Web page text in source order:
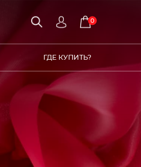
0
ГДЕ КУПИТЬ?